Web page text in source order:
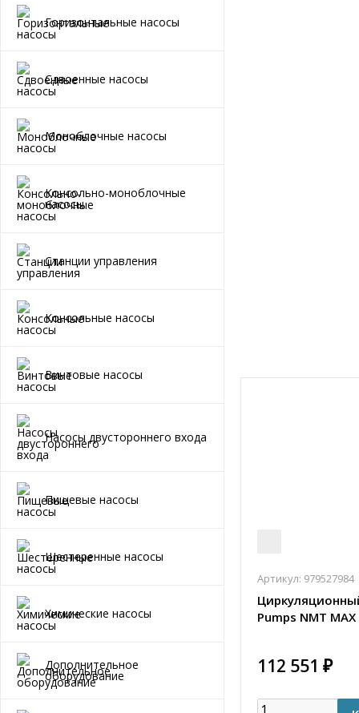
Горизонтальные насосы
Сдвоенные насосы
Моноблочные насосы
Консольно-моноблочные
насосы
Станции управления
Консольные насосы
Винтовые насосы
Насосы двустороннего входа
Пищевые насосы
Шестеренные насосы
Химические насосы
Дополнительное
оборудование
Артикул: 979527984
Pumps NMT
112 551 ₽